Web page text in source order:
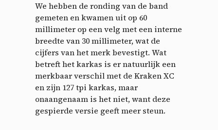
We hebben de ronding van de band
gemeten en kwamen uit op 60
millimeter op een velg met een interne
breedte van 30 millimeter, wat de
cijfers van het merk bevestigt. Wat
betreft het karkas is er natuurlijk een
merkbaar verschil met de Kraken XC
en zijn 127 tpi karkas, maar
onaangenaam is het niet, want deze
gespierde versie geeft meer steun.